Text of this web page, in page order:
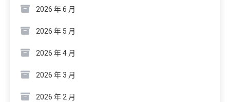
2026 年 6 月
2026 年 5 月
2026 年 4 月
2026 年 3 月
2026 年 2 月